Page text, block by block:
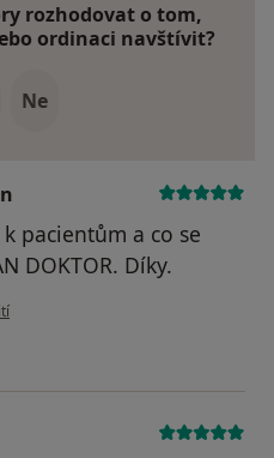
rozhodovat o tom,
ordinaci navštívit?
Ne
pacientům a co se
DOKTOR. Díky.
Váš účet byl odstraněn